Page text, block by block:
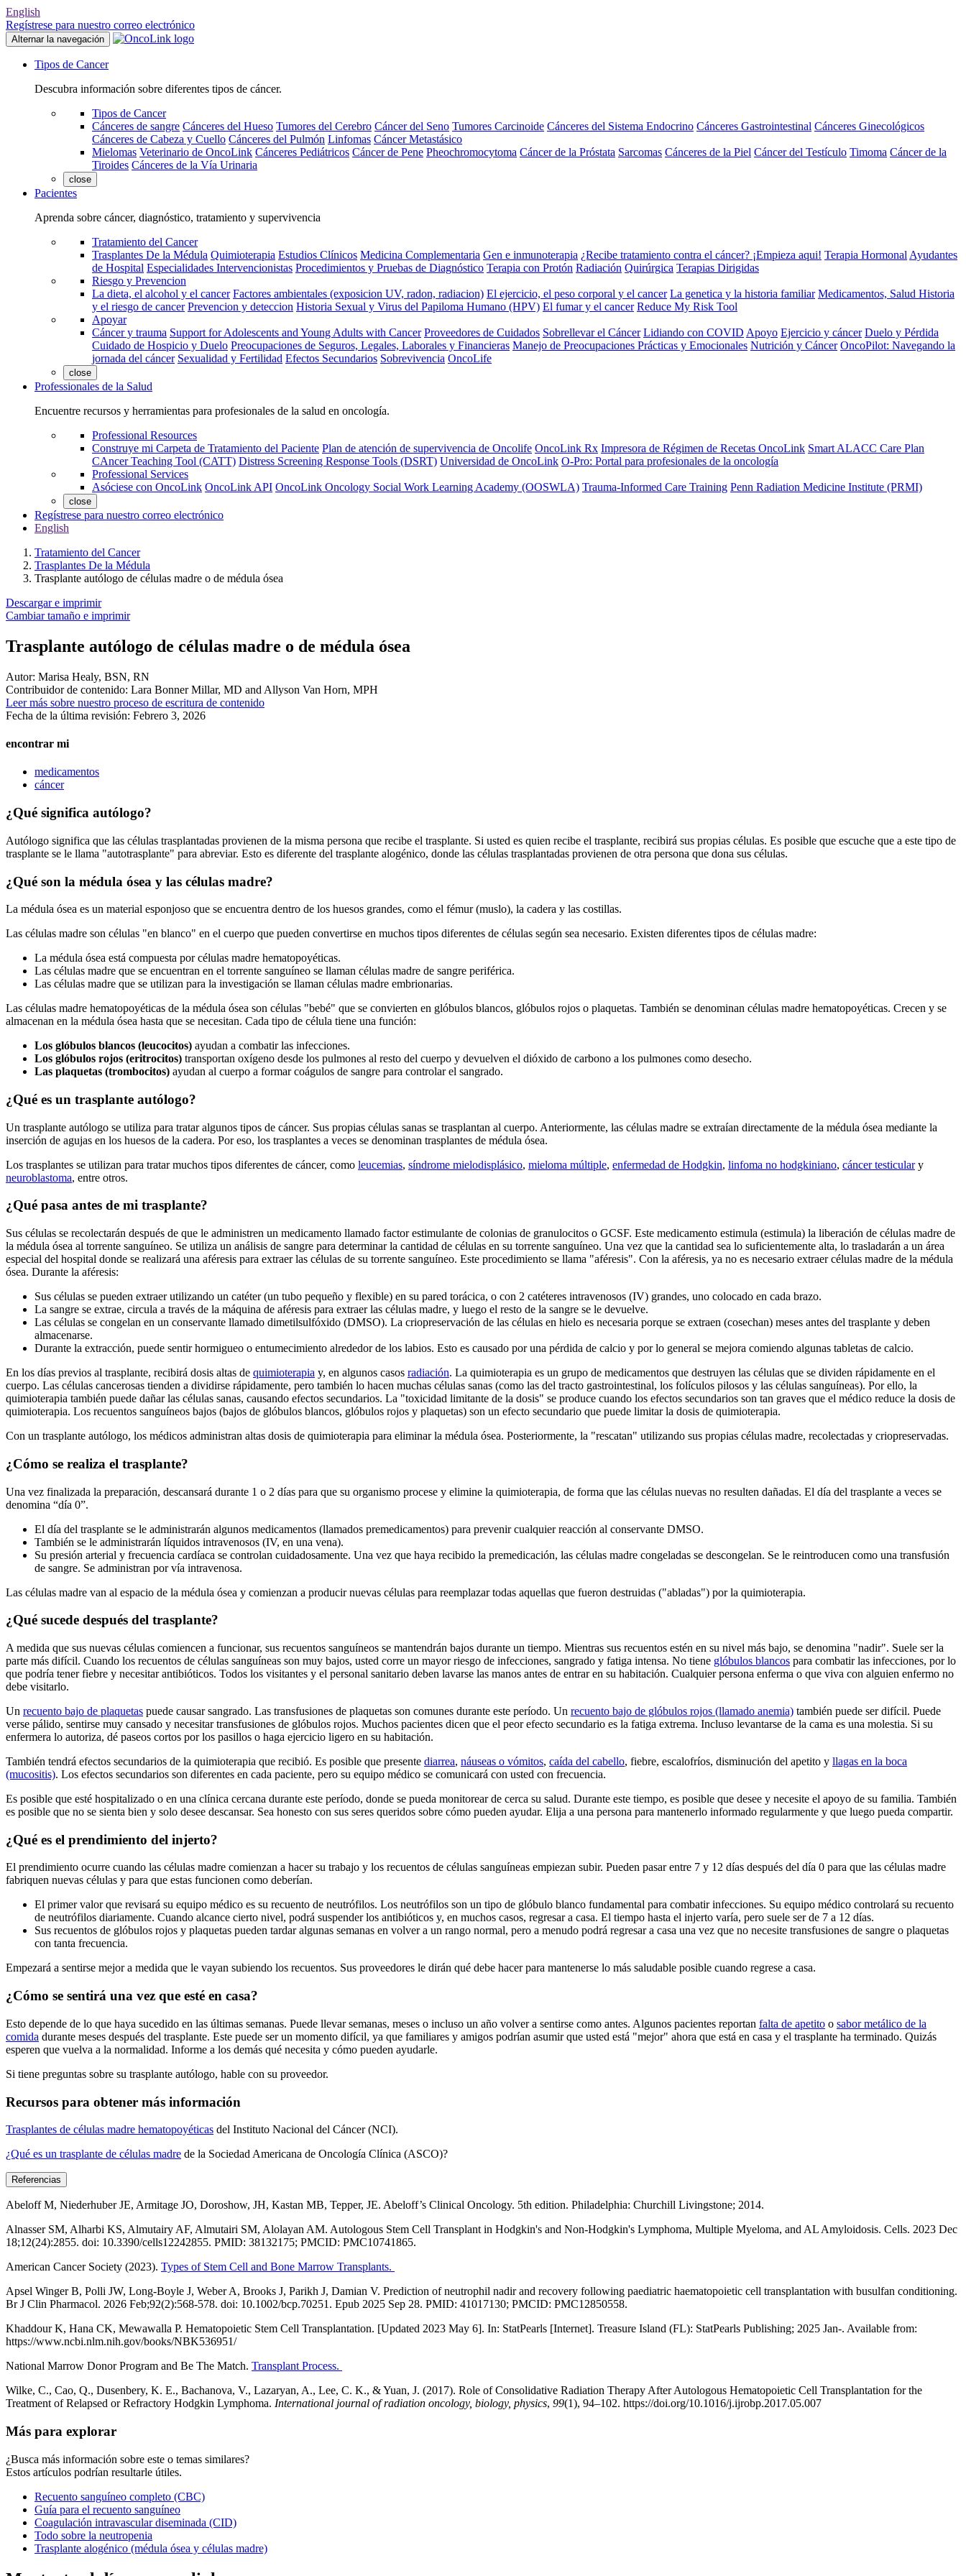
English
Regístrese para nuestro correo electrónico
Alternar la navegación
Tipos de Cancer
Descubra información sobre diferentes tipos de cáncer.
Tipos de Cancer
Cánceres de sangre Cánceres del Hueso Tumores del Cerebro Cáncer del Seno Tumores Carcinoide Cánceres del Sistema Endocrino Cánceres Gastrointestinal Cánceres Ginecológicos
Cánceres de Cabeza y Cuello Cánceres del Pulmón Linfomas Cáncer Metastásico
Mielomas Veterinario de OncoLink Cánceres Pediátricos Cáncer de Pene Pheochromocytoma Cáncer de la Próstata Sarcomas Cánceres de la Piel Cáncer del Testículo Timoma Cáncer de la
Tiroides Cánceres de la Vía Urinaria
close
Pacientes
Aprenda sobre cáncer, diagnóstico, tratamiento y supervivencia
Tratamiento del Cancer
Trasplantes De la Médula Quimioterapia Estudios Clínicos Medicina Complementaria Gen e inmunoterapia ¿Recibe tratamiento contra el cáncer? ¡Empieza aqui! Terapia Hormonal Ayudantes
de Hospital Especialidades Intervencionistas Procedimientos y Pruebas de Diagnóstico Terapia con Protón Radiación Quirúrgica Terapias Dirigidas
Riesgo y Prevencion
La dieta, el alcohol y el cancer Factores ambientales (exposicion UV, radon, radiacion) El ejercicio, el peso corporal y el cancer La genetica y la historia familiar Medicamentos, Salud Historia
y el riesgo de cancer Prevencion y deteccion Historia Sexual y Virus del Papiloma Humano (HPV) El fumar y el cancer Reduce My Risk Tool
Apoyar
Cáncer y trauma Support for Adolescents and Young Adults with Cancer Proveedores de Cuidados Sobrellevar el Cáncer Lidiando con COVID Apoyo Ejercicio y cáncer Duelo y Pérdida
Cuidado de Hospicio y Duelo Preocupaciones de Seguros, Legales, Laborales y Financieras Manejo de Preocupaciones Prácticas y Emocionales Nutrición y Cáncer OncoPilot: Navegando la
jornada del cáncer Sexualidad y Fertilidad Efectos Secundarios Sobrevivencia OncoLife
close
Professionales de la Salud
Encuentre recursos y herramientas para profesionales de la salud en oncología.
Professional Resources
Construye mi Carpeta de Tratamiento del Paciente Plan de atención de supervivencia de Oncolife OncoLink Rx Impresora de Régimen de Recetas OncoLink Smart ALACC Care Plan
CAncer Teaching Tool (CATT) Distress Screening Response Tools (DSRT) Universidad de OncoLink O-Pro: Portal para profesionales de la oncología
Professional Services
Asóciese con OncoLink OncoLink API OncoLink Oncology Social Work Learning Academy (OOSWLA) Trauma-Informed Care Training Penn Radiation Medicine Institute (PRMI)
close
Regístrese para nuestro correo electrónico
English
Tratamiento del Cancer
Trasplantes De la Médula
Trasplante autólogo de células madre o de médula ósea
Descargar e imprimir
Cambiar tamaño e imprimir
Trasplante autólogo de células madre o de médula ósea
Autor: Marisa Healy, BSN, RN
Contribuidor de contenido: Lara Bonner Millar, MD and Allyson Van Horn, MPH
Leer más sobre nuestro proceso de escritura de contenido
Fecha de la última revisión: Febrero 3, 2026
encontrar mi
medicamentos
cáncer
¿Qué significa autólogo?
Autólogo significa que las células trasplantadas provienen de la misma persona que recibe el trasplante. Si usted es quien recibe el trasplante, recibirá sus propias células. Es posible que escuche que a este tipo de
trasplante se le llama "autotrasplante" para abreviar. Esto es diferente del trasplante alogénico, donde las células trasplantadas provienen de otra persona que dona sus células.
¿Qué son la médula ósea y las células madre?
La médula ósea es un material esponjoso que se encuentra dentro de los huesos grandes, como el fémur (muslo), la cadera y las costillas.
Las células madre son células "en blanco" en el cuerpo que pueden convertirse en muchos tipos diferentes de células según sea necesario. Existen diferentes tipos de células madre:
La médula ósea está compuesta por células madre hematopoyéticas.
Las células madre que se encuentran en el torrente sanguíneo se llaman células madre de sangre periférica.
Las células madre que se utilizan para la investigación se llaman células madre embrionarias.
Las células madre hematopoyéticas de la médula ósea son células "bebé" que se convierten en glóbulos blancos, glóbulos rojos o plaquetas. También se denominan células madre hematopoyéticas. Crecen y se
almacenan en la médula ósea hasta que se necesitan. Cada tipo de célula tiene una función:
Los glóbulos blancos (leucocitos) ayudan a combatir las infecciones.
Los glóbulos rojos (eritrocitos) transportan oxígeno desde los pulmones al resto del cuerpo y devuelven el dióxido de carbono a los pulmones como desecho.
Las plaquetas (trombocitos) ayudan al cuerpo a formar coágulos de sangre para controlar el sangrado.
¿Qué es un trasplante autólogo?
Un trasplante autólogo se utiliza para tratar algunos tipos de cáncer. Sus propias células sanas se trasplantan al cuerpo. Anteriormente, las células madre se extraían directamente de la médula ósea mediante la
inserción de agujas en los huesos de la cadera. Por eso, los trasplantes a veces se denominan trasplantes de médula ósea.
Los trasplantes se utilizan para tratar muchos tipos diferentes de cáncer, como leucemias, síndrome mielodisplásico, mieloma múltiple, enfermedad de Hodgkin, linfoma no hodgkiniano, cáncer testiculary
neuroblastoma, entre otros.
¿Qué pasa antes de mi trasplante?
Sus células se recolectarán después de que le administren un medicamento llamado factor estimulante de colonias de granulocitos o GCSF. Este medicamento estimula (estimula) la liberación de células madre de
la médula ósea al torrente sanguíneo. Se utiliza un análisis de sangre para determinar la cantidad de células en su torrente sanguíneo. Una vez que la cantidad sea lo suficientemente alta, lo trasladarán a un área
especial del hospital donde se realizará una aféresis para extraer las células de su torrente sanguíneo. Este procedimiento se llama "aféresis". Con la aféresis, ya no es necesario extraer células madre de la médula
ósea. Durante la aféresis:
Sus células se pueden extraer utilizando un catéter (un tubo pequeño y flexible) en su pared torácica, o con 2 catéteres intravenosos (IV) grandes, uno colocado en cada brazo.
La sangre se extrae, circula a través de la máquina de aféresis para extraer las células madre, y luego el resto de la sangre se le devuelve.
Las células se congelan en un conservante llamado dimetilsulfóxido (DMSO). La criopreservación de las células en hielo es necesaria porque se extraen (cosechan) meses antes del trasplante y deben
almacenarse.
Durante la extracción, puede sentir hormigueo o entumecimiento alrededor de los labios. Esto es causado por una pérdida de calcio y por lo general se mejora comiendo algunas tabletas de calcio.
En los días previos al trasplante, recibirá dosis altas de quimioterapia y, en algunos casos radiación. La quimioterapia es un grupo de medicamentos que destruyen las células que se dividen rápidamente en el
cuerpo. Las células cancerosas tienden a dividirse rápidamente, pero también lo hacen muchas células sanas (como las del tracto gastrointestinal, los folículos pilosos y las células sanguíneas). Por ello, la
quimioterapia también puede dañar las células sanas, causando efectos secundarios. La "toxicidad limitante de la dosis" se produce cuando los efectos secundarios son tan graves que el médico reduce la dosis de
quimioterapia. Los recuentos sanguíneos bajos (bajos de glóbulos blancos, glóbulos rojos y plaquetas) son un efecto secundario que puede limitar la dosis de quimioterapia.
Con un trasplante autólogo, los médicos administran altas dosis de quimioterapia para eliminar la médula ósea. Posteriormente, la "rescatan" utilizando sus propias células madre, recolectadas y criopreservadas.
¿Cómo se realiza el trasplante?
Una vez finalizada la preparación, descansará durante 1 o 2 días para que su organismo procese y elimine la quimioterapia, de forma que las células nuevas no resulten dañadas. El día del trasplante a veces se
denomina “día 0”.
El día del trasplante se le administrarán algunos medicamentos (llamados premedicamentos) para prevenir cualquier reacción al conservante DMSO.
También se le administrarán líquidos intravenosos (IV, en una vena).
Su presión arterial y frecuencia cardíaca se controlan cuidadosamente. Una vez que haya recibido la premedicación, las células madre congeladas se descongelan. Se le reintroducen como una transfusión
de sangre. Se administran por vía intravenosa.
Las células madre van al espacio de la médula ósea y comienzan a producir nuevas células para reemplazar todas aquellas que fueron destruidas ("abladas") por la quimioterapia.
¿Qué sucede después del trasplante?
A medida que sus nuevas células comiencen a funcionar, sus recuentos sanguíneos se mantendrán bajos durante un tiempo. Mientras sus recuentos estén en su nivel más bajo, se denomina "nadir". Suele ser la
parte más difícil. Cuando los recuentos de células sanguíneas son muy bajos, usted corre un mayor riesgo de infecciones, sangrado y fatiga intensa. No tiene glóbulos blancos para combatir las infecciones, por lo
que podría tener fiebre y necesitar antibióticos. Todos los visitantes y el personal sanitario deben lavarse las manos antes de entrar en su habitación. Cualquier persona enferma o que viva con alguien enfermo no
debe visitarlo.
Un recuento bajo de plaquetas puede causar sangrado. Las transfusiones de plaquetas son comunes durante este período. Un recuento bajo de glóbulos rojos (llamado anemia) también puede ser difícil. Puede
verse pálido, sentirse muy cansado y necesitar transfusiones de glóbulos rojos. Muchos pacientes dicen que el peor efecto secundario es la fatiga extrema. Incluso levantarse de la cama es una molestia. Si su
enfermera lo autoriza, dé paseos cortos por los pasillos o haga ejercicio ligero en su habitación.
También tendrá efectos secundarios de la quimioterapia que recibió. Es posible que presente diarrea, náuseas o vómitos, caída del cabello, fiebre, escalofríos, disminución del apetito y llagas en la boca
(mucositis). Los efectos secundarios son diferentes en cada paciente, pero su equipo médico se comunicará con usted con frecuencia.
Es posible que esté hospitalizado o en una clínica cercana durante este período, donde se pueda monitorear de cerca su salud. Durante este tiempo, es posible que desee y necesite el apoyo de su familia. También
es posible que no se sienta bien y solo desee descansar. Sea honesto con sus seres queridos sobre cómo pueden ayudar. Elija a una persona para mantenerlo informado regularmente y que luego pueda compartir.
¿Qué es el prendimiento del injerto?
El prendimiento ocurre cuando las células madre comienzan a hacer su trabajo y los recuentos de células sanguíneas empiezan subir. Pueden pasar entre 7 y 12 días después del día 0 para que las células madre
fabriquen nuevas células y para que estas funcionen como deberían.
El primer valor que revisará su equipo médico es su recuento de neutrófilos. Los neutrófilos son un tipo de glóbulo blanco fundamental para combatir infecciones. Su equipo médico controlará su recuento
de neutrófilos diariamente. Cuando alcance cierto nivel, podrá suspender los antibióticos y, en muchos casos, regresar a casa. El tiempo hasta el injerto varía, pero suele ser de 7 a 12 días.
Sus recuentos de glóbulos rojos y plaquetas pueden tardar algunas semanas en volver a un rango normal, pero a menudo podrá regresar a casa una vez que no necesite transfusiones de sangre o plaquetas
con tanta frecuencia.
Empezará a sentirse mejor a medida que le vayan subiendo los recuentos. Sus proveedores le dirán qué debe hacer para mantenerse lo más saludable posible cuando regrese a casa.
¿Cómo se sentirá una vez que esté en casa?
Esto depende de lo que haya sucedido en las últimas semanas. Puede llevar semanas, meses o incluso un año volver a sentirse como antes. Algunos pacientes reportan falta de apetito o sabor metálico de la
comida durante meses después del trasplante. Este puede ser un momento difícil, ya que familiares y amigos podrían asumir que usted está "mejor" ahora que está en casa y el trasplante ha terminado. Quizás
esperen que vuelva a la normalidad. Informe a los demás qué necesita y cómo pueden ayudarle.
Si tiene preguntas sobre su trasplante autólogo, hable con su proveedor.
Recursos para obtener más información
Trasplantes de células madre hematopoyéticas del Instituto Nacional del Cáncer (NCI).
¿Qué es un trasplante de células madre de la Sociedad Americana de Oncología Clínica (ASCO)?
Referencias
Abeloff M, Niederhuber JE, Armitage JO, Doroshow, JH, Kastan MB, Tepper, JE. Abeloff’s Clinical Oncology. 5th edition. Philadelphia: Churchill Livingstone; 2014.
Alnasser SM, Alharbi KS, Almutairy AF, Almutairi SM, Alolayan AM. Autologous Stem Cell Transplant in Hodgkin's and Non-Hodgkin's Lymphoma, Multiple Myeloma, and AL Amyloidosis. Cells. 2023 Dec
18;12(24):2855. doi: 10.3390/cells12242855. PMID: 38132175; PMCID: PMC10741865.
American Cancer Society (2023). Types of Stem Cell and Bone Marrow Transplants.
Apsel Winger B, Polli JW, Long-Boyle J, Weber A, Brooks J, Parikh J, Damian V. Prediction of neutrophil nadir and recovery following paediatric haematopoietic cell transplantation with busulfan conditioning.
Br J Clin Pharmacol. 2026 Feb;92(2):568-578. doi: 10.1002/bcp.70251. Epub 2025 Sep 28. PMID: 41017130; PMCID: PMC12850558.
Khaddour K, Hana CK, Mewawalla P. Hematopoietic Stem Cell Transplantation. [Updated 2023 May 6]. In: StatPearls [Internet]. Treasure Island (FL): StatPearls Publishing; 2025 Jan-. Available from:
https://www.ncbi.nlm.nih.gov/books/NBK536951/
National Marrow Donor Program and Be The Match. Transplant Process.
Wilke, C., Cao, Q., Dusenbery, K. E., Bachanova, V., Lazaryan, A., Lee, C. K., & Yuan, J. (2017). Role of Consolidative Radiation Therapy After Autologous Hematopoietic Cell Transplantation for the
Treatment of Relapsed or Refractory Hodgkin Lymphoma. International journal of radiation oncology, biology, physics, 99(1), 94–102. https://doi.org/10.1016/j.ijrobp.2017.05.007
Más para explorar
¿Busca más información sobre este o temas similares?
Estos artículos podrían resultarle útiles.
Recuento sanguíneo completo (CBC)
Guía para el recuento sanguíneo
Coagulación intravascular diseminada (CID)
Todo sobre la neutropenia
Trasplante alogénico (médula ósea y células madre)